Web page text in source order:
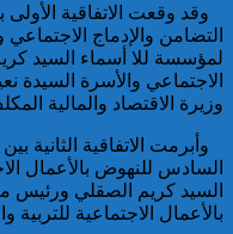
إيفاد لجنة للبحث في
وفاة 5 أشخاص بورش بناء
وقد وقعت الاتفاقية
التضامن والإدماج
لمؤسسة للا أسماء السيد
الاجتماعي والأسرة السيدة
وزيرة الاقتصاد والمالية
وأبرمت الاتفاقية
السادس للنهوض بالأعمال
السيد كريم الصقلي
بالأعمال الاجتماعية